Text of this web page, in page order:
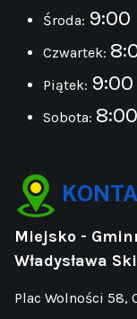
Środa: 9:00
Czwartek:
Piątek: 9:00
Sobota:
Miejsko -
Władysława
Plac Wolności 58,